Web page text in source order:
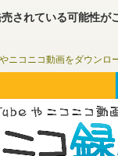
されている可能性が
ニコニコ動画をダウンロ